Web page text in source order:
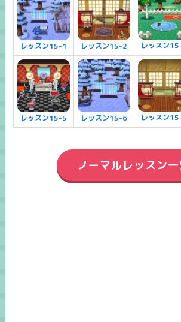
レッスン15-1 レッスン15-2 レッスン
レッスン15-5 レッスン15-6 レッスン
ノーマルレッスン